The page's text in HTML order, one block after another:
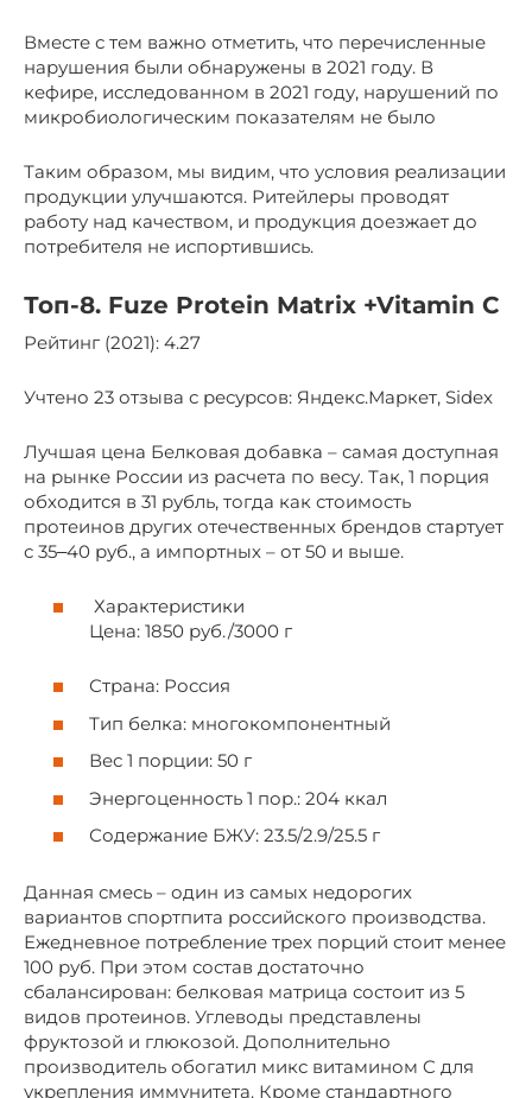
Вместе с тем важно отметить, что перечисленные
нарушения были обнаружены в 2021 году. В
кефире, исследованном в 2021 году, нарушений по
микробиологическим показателям не было
Таким образом, мы видим, что условия реализации
продукции улучшаются. Ритейлеры проводят
работу над качеством, и продукция доезжает до
потребителя не испортившись.
Топ-8. Fuze Protein Matrix +Vitamin C
Рейтинг (2021): 4.27
Учтено 23 отзыва с ресурсов: Яндекс.Маркет, Sidex
Лучшая цена Белковая добавка – самая доступная
на рынке России из расчета по весу. Так, 1 порция
обходится в 31 рубль, тогда как стоимость
протеинов других отечественных брендов стартует
с 35‒40 руб., а импортных – от 50 и выше.
Характеристики
Цена: 1850 руб./3000 г
Страна: Россия
Тип белка: многокомпонентный
Вес 1 порции: 50 г
Энергоценность 1 пор.: 204 ккал
Содержание БЖУ: 23.5/2.9/25.5 г
Данная смесь – один из самых недорогих
вариантов спортпита российского производства.
Ежедневное потребление трех порций стоит менее
100 руб. При этом состав достаточно
сбалансирован: белковая матрица состоит из 5
видов протеинов. Углеводы представлены
фруктозой и глюкозой. Дополнительно
производитель обогатил микс витамином C для
укрепления иммунитета. Кроме стандартного